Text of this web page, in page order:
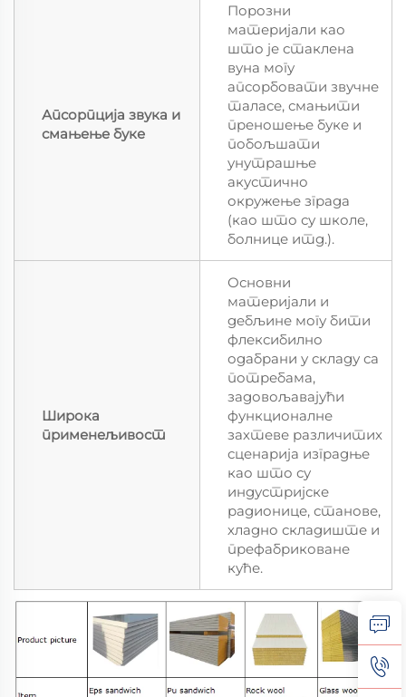
Апсорпција звука и
смањење буке
Порозни
материјали као
што је стаклена
вуна могу
апсорбовати звучне
таласе, смањити
преношење буке и
побољшати
унутрашње
акустично
окружење зграда
(као што су школе,
болнице итд.).
Широка
применељивост
Основни
материјали и
дебљине могу бити
флексибилно
одабрани у складу са
потребама,
задовољавајући
функционалне
захтеве различитих
сценарија изградње
као што су
индустријске
радионице, станове,
хладно складиште и
префабриковане
куће.